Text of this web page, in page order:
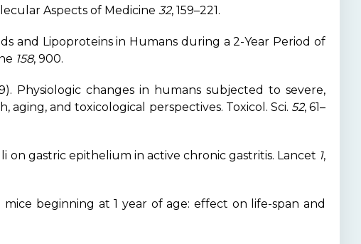
Aspects of Medicine 32, 159–221.
and Lipoproteins in Humans during a 2-Year Period of
158, 900.
Physiologic changes in humans subjected to severe,
and toxicological perspectives. Toxicol. Sci. 52, 61–
on gastric epithelium in active chronic gastritis. Lancet 1,
beginning at 1 year of age: effect on life-span and